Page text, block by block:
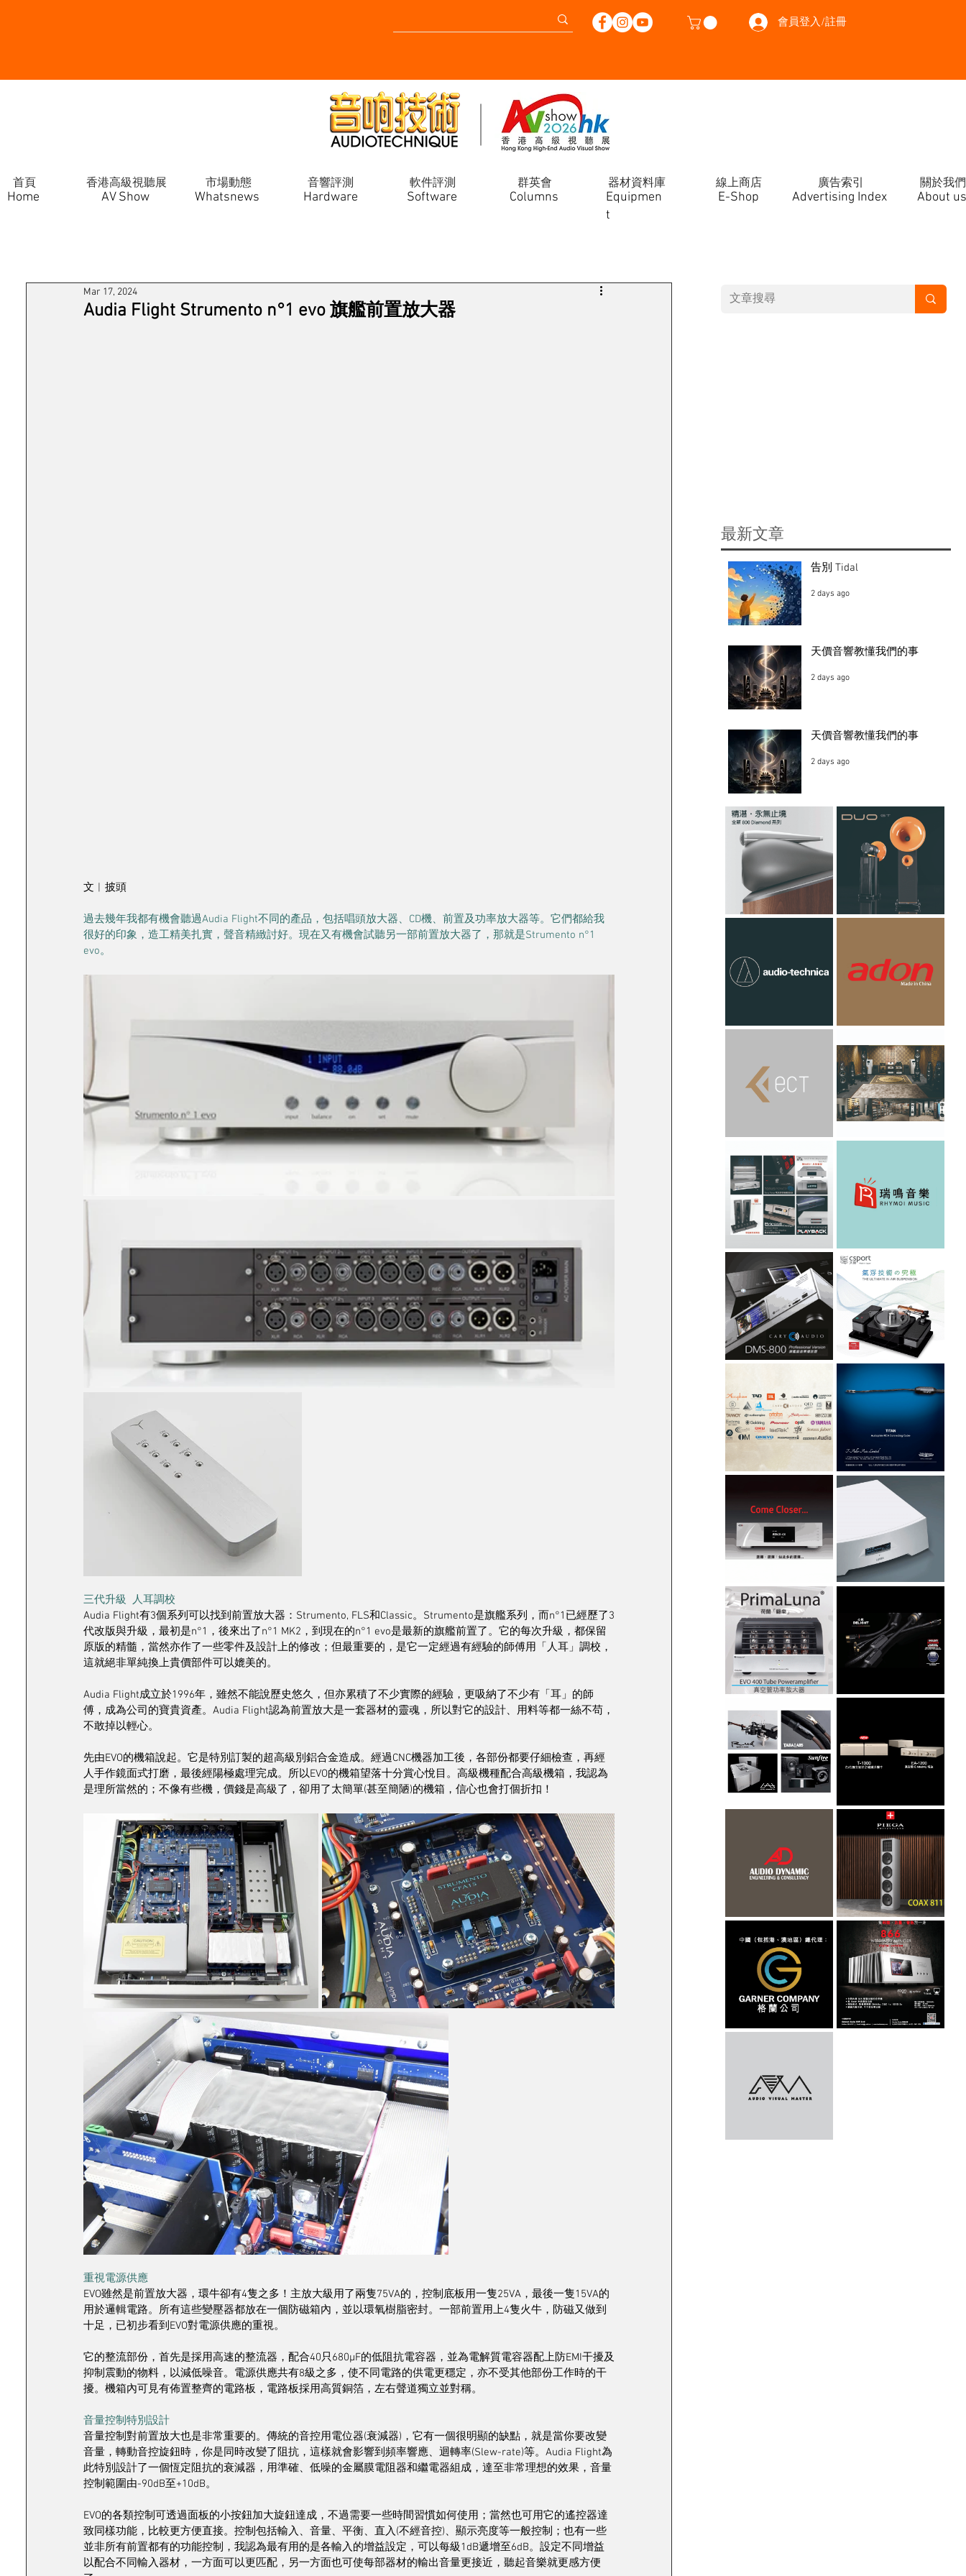
會員登入/註冊
Home
首頁 香港高級視聽展 市場動態 音響評測 軟件評測 群英會 器材資料庫 線上商店 廣告索引 關於我們
AV Show Whatsnews Hardware Software
Equipmen
t
E-Shop
Columns About us
Advertising Index
Audia Flight Strumento n°1 evo 旗艦前置放大器
Mar 17, 2024
文︱披頭
過去幾年我都有機會聽過Audia Flight不同的產品，包括唱頭放大器、CD機、前置及功率放大器等。它們都給我
很好的印象，造工精美扎實，聲音精緻討好。現在又有機會試聽另一部前置放大器了，那就是Strumento n°1
evo。
三代升級  人耳調校
Audia Flight有3個系列可以找到前置放大器：Strumento, FLS和Classic。Strumento是旗艦系列，而n°1已經歷了3
代改版與升級，最初是n°1，後來出了n°1 MK2，到現在的n°1 evo是最新的旗艦前置了。它的每次升級，都保留
原版的精髓，當然亦作了一些零件及設計上的修改；但最重要的，是它一定經過有經驗的師傅用「人耳」調校，
這就絕非單純換上貴價部件可以媲美的。
Audia Flight成立於1996年，雖然不能說歷史悠久，但亦累積了不少實際的經驗，更吸納了不少有「耳」的師
傅，成為公司的寶貴資產。Audia Flight認為前置放大是一套器材的靈魂，所以對它的設計、用料等都一絲不苟，
不敢掉以輕心。
先由EVO的機箱說起。它是特別訂製的超高級別鋁合金造成。經過CNC機器加工後，各部份都要仔細檢查，再經
人手作鏡面式打磨，最後經陽極處理完成。所以EVO的機箱望落十分賞心悅目。高級機種配合高級機箱，我認為
是理所當然的；不像有些機，價錢是高級了，卻用了太簡單(甚至簡陋)的機箱，信心也會打個折扣！
重視電源供應
EVO雖然是前置放大器，環牛卻有4隻之多！主放大級用了兩隻75VA的，控制底板用一隻25VA，最後一隻15VA的
用於邏輯電路。所有這些變壓器都放在一個防磁箱內，並以環氧樹脂密封。一部前置用上4隻火牛，防磁又做到
十足，已初步看到EVO對電源供應的重視。
它的整流部份，首先是採用高速的整流器，配合40只680μF的低阻抗電容器，並為電解質電容器配上防EMI干擾及
抑制震動的物料，以減低噪音。電源供應共有8級之多，使不同電路的供電更穩定，亦不受其他部份工作時的干
擾。機箱內可見有佈置整齊的電路板，電路板採用高質銅箔，左右聲道獨立並對稱。
音量控制特別設計
音量控制對前置放大也是非常重要的。傳統的音控用電位器(衰減器)，它有一個很明顯的缺點，就是當你要改變
音量，轉動音控旋鈕時，你是同時改變了阻抗，這樣就會影響到頻率響應、迴轉率(Slew-rate)等。Audia Flight為
此特別設計了一個恆定阻抗的衰減器，用準確、低噪的金屬膜電阻器和繼電器組成，達至非常理想的效果，音量
控制範圍由-90dB至+10dB。
EVO的各類控制可透過面板的小按鈕加大旋鈕達成，不過需要一些時間習慣如何使用；當然也可用它的遙控器達
致同樣功能，比較更方便直接。控制包括輸入、音量、平衡、直入(不經音控)、顯示亮度等一般控制；也有一些
並非所有前置都有的功能控制，我認為最有用的是各輸入的增益設定，可以每級1dB遞增至6dB。設定不同增益
以配合不同輸入器材，一方面可以更匹配，另一方面也可使每部器材的輸出音量更接近，聽起音樂就更感方便
​最新文章
告別 Tidal
2 days ago
天價音響教懂我們的事
2 days ago
天價音響教懂我們的事
2 days ago